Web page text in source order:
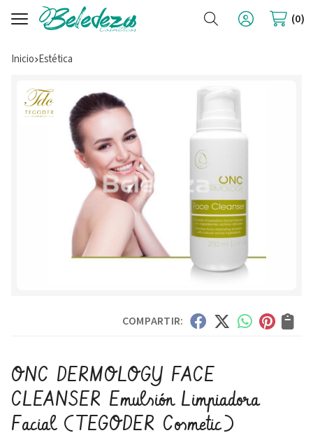
Buscar 0
Inicio estética
COMPARTIR:
ONC DERMOLOGY FACE
CLEANSER Emulsión Limpiadora
Facial (TEGODER Cosmetic)